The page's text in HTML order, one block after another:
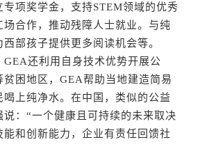
项奖学金，支持STEM领域的优秀
场合作，推动残障人士就业。与纯
部孩子提供更多阅读机会等。
还利用自身技术优势开展公
贫困地区，GEA帮助当地建造简易
喝上纯净水。在中国，类似的公益
：“一个健康且可持续的未来取决
和创新能力，企业有责任回馈社